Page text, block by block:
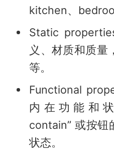
kitchen、
Static
义、材质和质量
等。
Functional
内在功能和
contain” 或按
状态。